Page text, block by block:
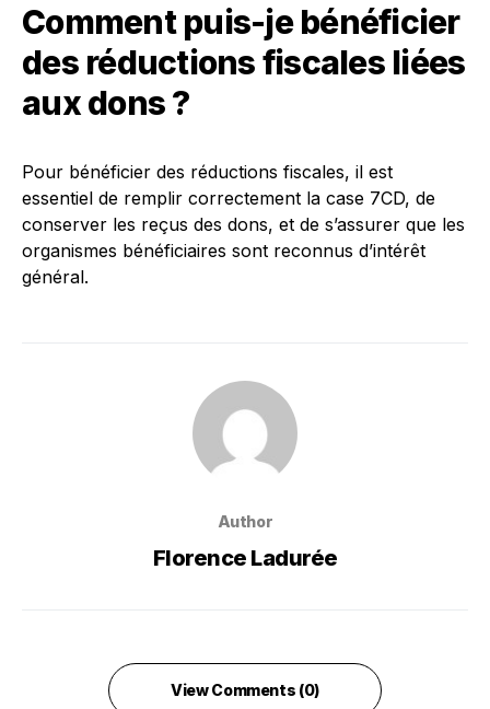
Comment puis-je bénéficier
des réductions fiscales liées
aux dons ?
Pour bénéficier des réductions fiscales, il est
essentiel de remplir correctement la case 7CD, de
conserver les reçus des dons, et de s’assurer que les
organismes bénéficiaires sont reconnus d’intérêt
général.
Author
Florence Ladurée
View Comments (0)